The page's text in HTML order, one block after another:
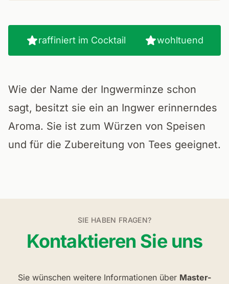
raffiniert im Cocktail wohltuend
Wie der Name der Ingwerminze schon
sagt, besitzt sie ein an Ingwer erinnerndes
Aroma. Sie ist zum Würzen von Speisen
und für die Zubereitung von Tees geeignet.
SIE HABEN FRAGEN?
Kontaktieren Sie uns
Sie wünschen weitere Informationen über Master-